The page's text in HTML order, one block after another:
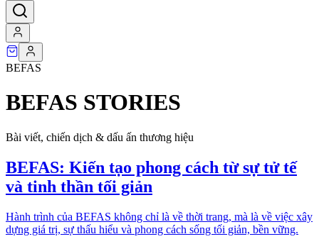
BEFAS
BEFAS STORIES
Bài viết, chiến dịch & dấu ấn thương hiệu
BEFAS: Kiến tạo phong cách từ sự tử tế
và tinh thần tối giản
Hành trình của BEFAS không chỉ là về thời trang, mà là về việc xây
dựng giá trị, sự thấu hiểu và phong cách sống tối giản, bền vững.